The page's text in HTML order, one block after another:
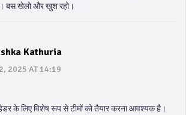
बस खेलो और खुश रहो।
Kathuria
2025 AT 14:19
के लिए विशेष रूप से टीमों को तैयार करना आवश्यक है।